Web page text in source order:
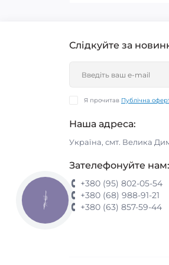
Слідкуйте за
Я прочитав Публічна
Наша адреса:
Україна, смт. Велика
Зателефонуйте нам:
+380 (95) 802-05-54
+380 (68) 988-91-21
+380 (63) 857-59-44
КНОПКА
ЗВ'ЯЗКУ